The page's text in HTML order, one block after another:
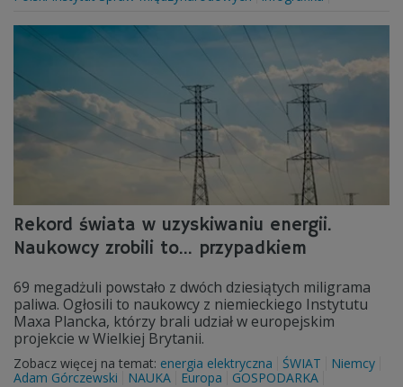
Rekord świata w uzyskiwaniu energii.
Naukowcy zrobili to... przypadkiem
69 megadżuli powstało z dwóch dziesiątych miligrama
paliwa. Ogłosili to naukowcy z niemieckiego Instytutu
Maxa Plancka, którzy brali udział w europejskim
projekcie w Wielkiej Brytanii.
Zobacz więcej na temat: energia elektryczna ŚWIAT
Niemcy
Adam Górczewski
NAUKA Europa GOSPODARKA